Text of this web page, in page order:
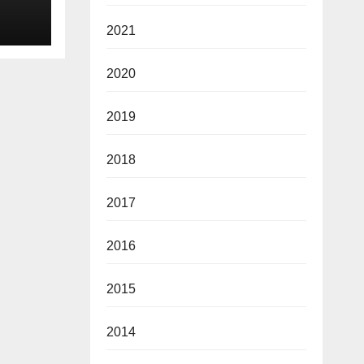
2021
2020
2019
2018
2017
2016
2015
2014